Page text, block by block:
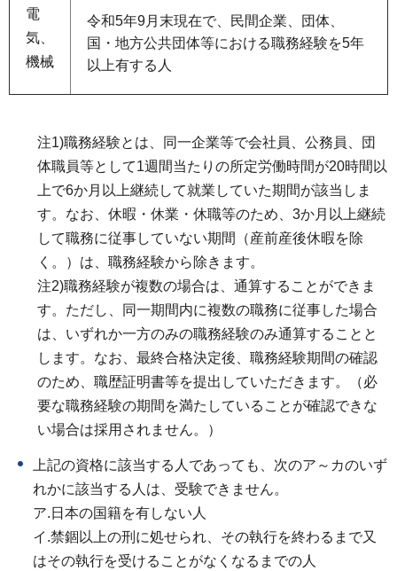
電
気、
機械
令和5年9月末現在で、民間企業、団体、
国・地方公共団体等における職務経験を5年
以上有する人
注1)職務経験とは、同一企業等で会社員、公務員、団
体職員等として1週間当たりの所定労働時間が20時間以
上で6か月以上継続して就業していた期間が該当しま
す。なお、休暇・休業・休職等のため、3か月以上継続
して職務に従事していない期間（産前産後休暇を除
く。）は、職務経験から除きます。
注2)職務経験が複数の場合は、通算することができま
す。ただし、同一期間内に複数の職務に従事した場合
は、いずれか一方のみの職務経験のみ通算することと
します。なお、最終合格決定後、職務経験期間の確認
のため、職歴証明書等を提出していただきます。（必
要な職務経験の期間を満たしていることが確認できな
い場合は採用されません。）
上記の資格に該当する人であっても、次のア～カのいず
れかに該当する人は、受験できません。
ア.日本の国籍を有しない人
イ.禁錮以上の刑に処せられ、その執行を終わるまで又
はその執行を受けることがなくなるまでの人